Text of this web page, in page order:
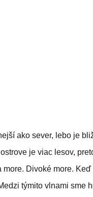
ako sever, lebo je
je viac lesov,
Divoké more.
týmito vlnami sme